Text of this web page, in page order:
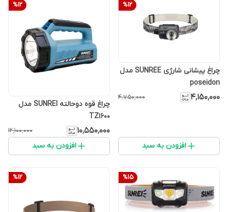
%12
چراغ پیشانی شارژی SUNREE مدل
poseidon
۴٬۱۵۰٬۰۰۰ ۴٬۷۵۰٬۰۰۰
افزودن به سبد
%12
چراغ قوه دوحالته SUNREI مدل
TZ1600
۱۰٬۵۵۰٬۰۰۰ ۱۲٬۱۰۰٬۰۰۰
افزودن به سبد
%15
%12